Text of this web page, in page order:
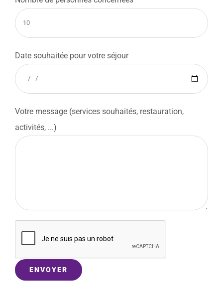
Date souhaitée pour votre séjour
Votre message (services souhaités, restauration,
activités, ...)